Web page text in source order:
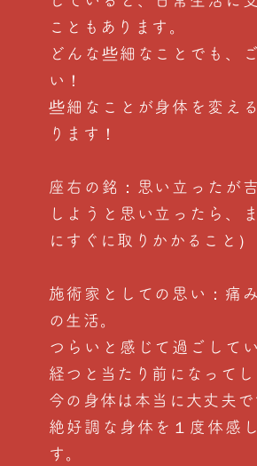
こともあります。
どんな些細なことでも、
い！
些細なことが身体を変え
ります！
座右の銘：思い立ったが
しようと思い立ったら、
にすぐに取りかかること）
施術家としての思い：痛
の生活。
つらいと感じて過ごして
経つと当たり前になってし
今の身体は本当に大丈夫で
絶好調な身体を１度体感
す。